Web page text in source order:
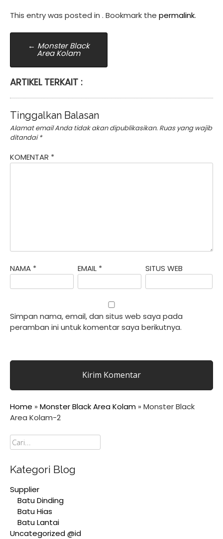
This entry was posted in . Bookmark the permalink.
Post
navigation
← Monster Black
Area Kolam
ARTIKEL TERKAIT :
Tinggalkan Balasan
Alamat email Anda tidak akan dipublikasikan. Ruas yang wajib
ditandai*
KOMENTAR *
NAMA * EMAIL * SITUS WEB
Simpan nama, email, dan situs web saya pada
peramban ini untuk komentar saya berikutnya.
Home » Monster Black Area Kolam » Monster Black
Area Kolam-2
Cari
Kategori Blog
Supplier
Batu Dinding
Batu Hias
Batu Lantai
Uncategorized @id